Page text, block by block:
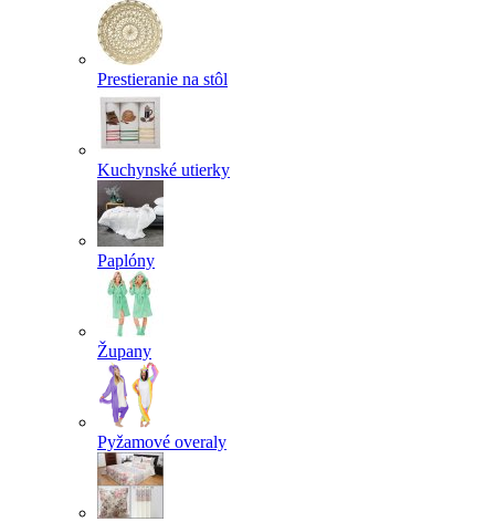
Prestieranie na stôl
Kuchynské utierky
Paplóny
Župany
Pyžamové overaly